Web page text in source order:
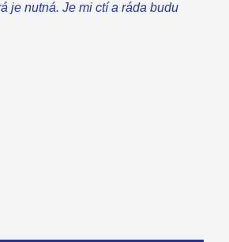
je nutná. Je mi ctí a ráda budu